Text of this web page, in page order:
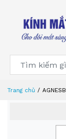
Trang chủ AGNESB